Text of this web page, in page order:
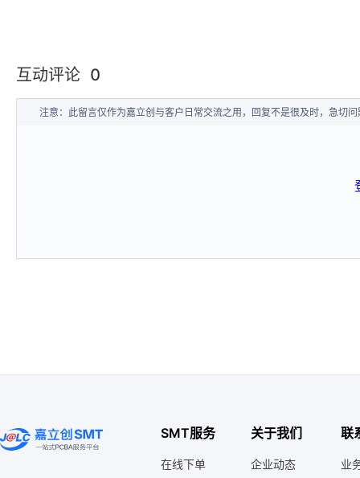
互动评论 0
注意：此留言仅作为嘉立创与客户日常交流之用，回复不是很及时，急切
SMT服务
在线下单
关于我们
企业动态
联
业